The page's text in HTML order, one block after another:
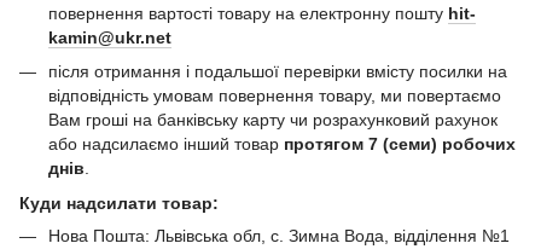
повернення вартості товару на електронну пошту hit-
kamin@ukr.net
після отримання і подальшої перевірки вмісту посилки на
відповідність умовам повернення товару, ми повертаємо
Вам гроші на банківську карту чи розрахунковий рахунок
або надсилаємо інший товар протягом 7 (семи) робочих
днів.
Куди надсилати товар:
Нова Пошта: Львівська обл, с. Зимна Вода, відділення №1